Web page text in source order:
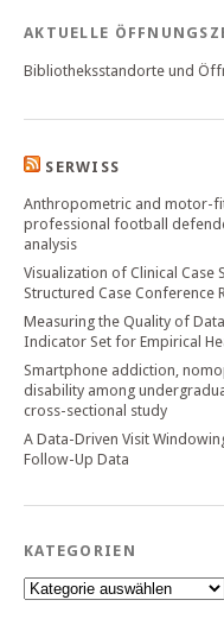
AKTUELLE
Bibliotheksstandorte und
SERWISS
Anthropometric and motor-
professional football
analysis
Visualization of Clinical Case
Structured Case Conference
Measuring the Quality of
Indicator Set for Empirical
Smartphone addiction,
disability among
cross-sectional study
A Data-Driven Visit
Follow-Up Data
KATEGORIEN
Kategorien